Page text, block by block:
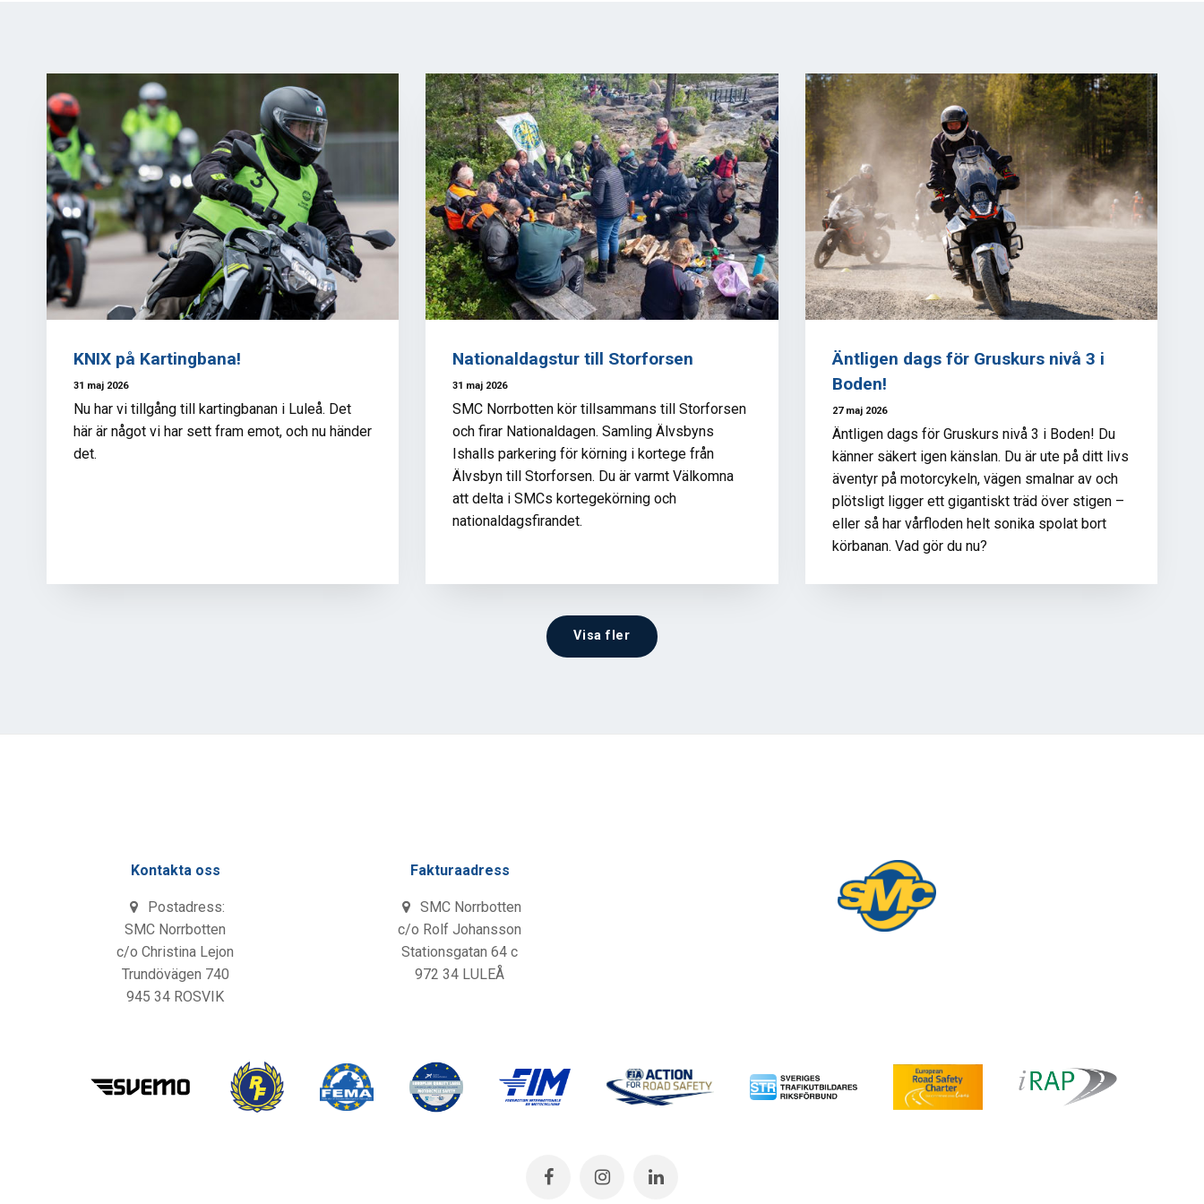
KNIX på Kartingbana!
31 maj 2026
Nu har vi tillgång till kartingbanan i Luleå. Det
här är något vi har sett fram emot, och nu händer
det.
Nationaldagstur till Storforsen
31 maj 2026
SMC Norrbotten kör tillsammans till Storforsen
och firar Nationaldagen. Samling Älvsbyns
Ishalls parkering för körning i kortege från
Älvsbyn till Storforsen. Du är varmt Välkomna
att delta i SMCs kortegekörning och
nationaldagsfirandet.
Äntligen dags för Gruskurs nivå 3 i
Boden!
27 maj 2026
Äntligen dags för Gruskurs nivå 3 i Boden! Du
känner säkert igen känslan. Du är ute på ditt livs
äventyr på motorcykeln, vägen smalnar av och
plötsligt ligger ett gigantiskt träd över stigen –
eller så har vårfloden helt sonika spolat bort
körbanan. Vad gör du nu?
Visa fler
Kontakta oss
Postadress:
SMC Norrbotten
c/o Christina Lejon
Trundövägen 740
945 34 ROSVIK
Fakturaadress
SMC Norrbotten
c/o Rolf Johansson
Stationsgatan 64 c
972 34 LULEÅ